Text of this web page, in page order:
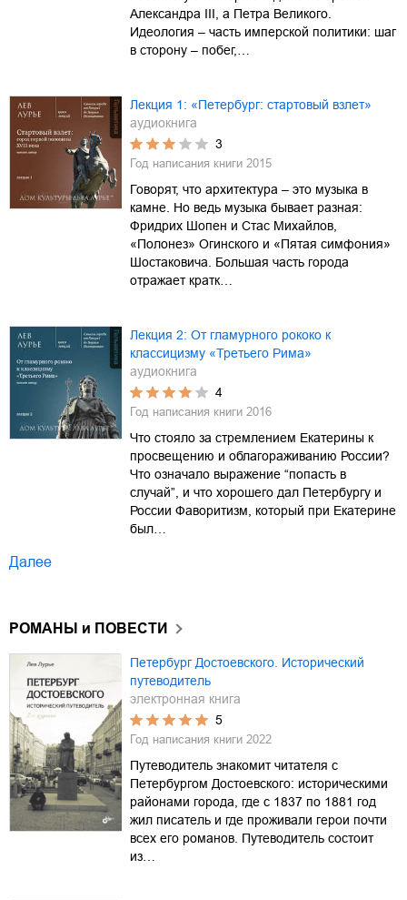
Александра III, а Петра Великого.
Идеология – часть имперской политики: шаг
в сторону – побег,…
Лекция 1: «Петербург: стартовый взлет»
аудиокнига
3
Год написания книги 2015
Говорят, что архитектура – это музыка в
камне. Но ведь музыка бывает разная:
Фридрих Шопен и Стас Михайлов,
«Полонез» Огинского и «Пятая симфония»
Шостаковича. Большая часть города
отражает кратк…
Лекция 2: От гламурного рококо к
классицизму «Третьего Рима»
аудиокнига
4
Год написания книги 2016
Что стояло за стремлением Екатерины к
просвещению и облагораживанию России?
Что означало выражение “попасть в
случай”, и что хорошего дал Петербургу и
России Фаворитизм, который при Екатерине
был…
Далее
РОМАНЫ и ПОВЕСТИ
Петербург Достоевского. Исторический
путеводитель
электронная книга
5
Год написания книги 2022
Путеводитель знакомит читателя с
Петербургом Достоевского: историческими
районами города, где с 1837 по 1881 год
жил писатель и где проживали герои почти
всех его романов. Путеводитель состоит
из…